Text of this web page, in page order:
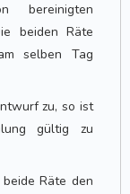
bereinigten
beiden Räte
selben Tag
zu, so ist
gültig zu
Räte den